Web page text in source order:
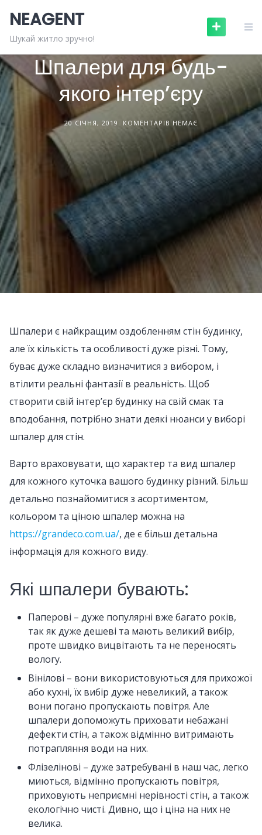
content
NEAGENT
Шукай житло зручно!БУДІВЕЛЬНІ МАТЕРІАЛИ
Шпалери для будь-
якого інтер’єру
20 СІЧНЯ, 2019 КОМЕНТАРІВ НЕМАЄ
Шпалери є найкращим оздобленням стін будинку,
але їх кількість та особливості дуже різні. Тому,
буває дуже складно визначитися з вибором, і
втілити реальні фантазії в реальність. Щоб
створити свій інтер’єр будинку на свій смак та
вподобання, потрібно знати деякі нюанси у виборі
шпалер для стін.
Варто враховувати, що характер та вид шпалер
для кожного куточка вашого будинку різний. Більш
детально познайомитися з асортиментом,
кольором та ціною шпалер можна на
https://grandeco.com.ua/, де є більш детальна
інформація для кожного виду.
Які шпалери бувають:
Паперові – дуже популярні вже багато років,
так як дуже дешеві та мають великий вибір,
проте швидко вицвітають та не переносять
вологу.
Вінілові – вони використовуються для прихожої
або кухні, їх вибір дуже невеликий, а також
вони погано пропускають повітря. Але
шпалери допоможуть приховати небажані
дефекти стін, а також відмінно витримають
потрапляння води на них.
Флізелінові – дуже затребувані в наш час, легко
миються, відмінно пропускають повітря,
приховують неприємні нерівності стін, а також
екологічно чисті. Дивно, що і ціна на них не
велика.